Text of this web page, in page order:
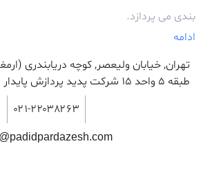
بندی می پردازد.
ادامه
طبقه ۵ واحد ۱۵ شرکت پدید پردازش پایدار
۰۲۱-۲۲۰۳۸۲۶۳